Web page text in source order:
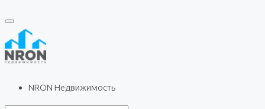
NRON Недвижимость